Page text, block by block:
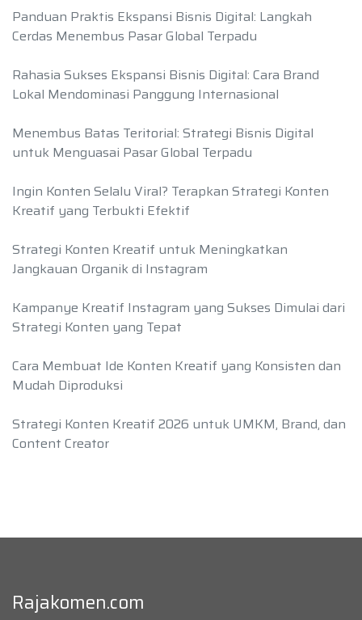
Panduan Praktis Ekspansi Bisnis Digital: Langkah
Cerdas Menembus Pasar Global Terpadu
Rahasia Sukses Ekspansi Bisnis Digital: Cara Brand
Lokal Mendominasi Panggung Internasional
Menembus Batas Teritorial: Strategi Bisnis Digital
untuk Menguasai Pasar Global Terpadu
Ingin Konten Selalu Viral? Terapkan Strategi Konten
Kreatif yang Terbukti Efektif
Strategi Konten Kreatif untuk Meningkatkan
Jangkauan Organik di Instagram
Kampanye Kreatif Instagram yang Sukses Dimulai dari
Strategi Konten yang Tepat
Cara Membuat Ide Konten Kreatif yang Konsisten dan
Mudah Diproduksi
Strategi Konten Kreatif 2026 untuk UMKM, Brand, dan
Content Creator
Rajakomen.com